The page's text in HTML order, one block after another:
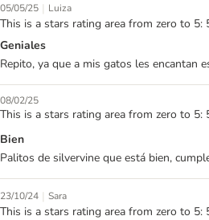
05/05/25 | Luiza
This is a stars rating area from zero to 5:
Geniales
Repito, ya que a mis gatos les encantan
08/02/25
This is a stars rating area from zero to 5:
Bien
Palitos de silvervine que está bien,
23/10/24 | Sara
This is a stars rating area from zero to 5: